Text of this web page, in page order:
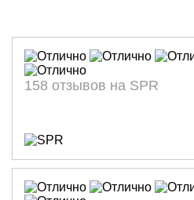
158 отзывов на SPR